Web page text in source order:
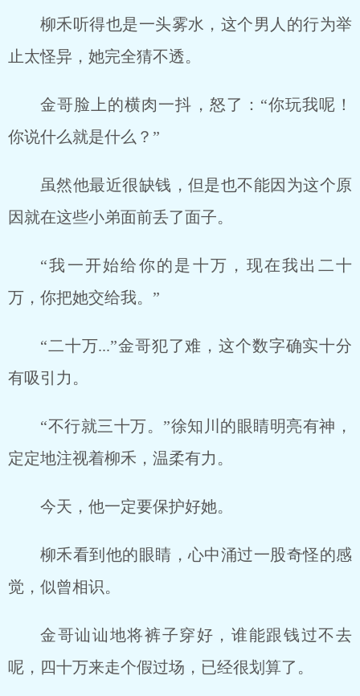
柳禾听得也是一头雾水，这个男人的行为举
止太怪异，她完全猜不透。
金哥脸上的横肉一抖，怒了：“你玩我呢！
你说什么就是什么？”
虽然他最近很缺钱，但是也不能因为这个原
因就在这些小弟面前丢了面子。
“我一开始给你的是十万，现在我出二十
万，你把她交给我。”
“二十万...”金哥犯了难，这个数字确实十分
有吸引力。
“不行就三十万。”徐知川的眼睛明亮有神，
定定地注视着柳禾，温柔有力。
今天，他一定要保护好她。
柳禾看到他的眼睛，心中涌过一股奇怪的感
觉，似曾相识。
金哥讪讪地将裤子穿好，谁能跟钱过不去
呢，四十万来走个假过场，已经很划算了。